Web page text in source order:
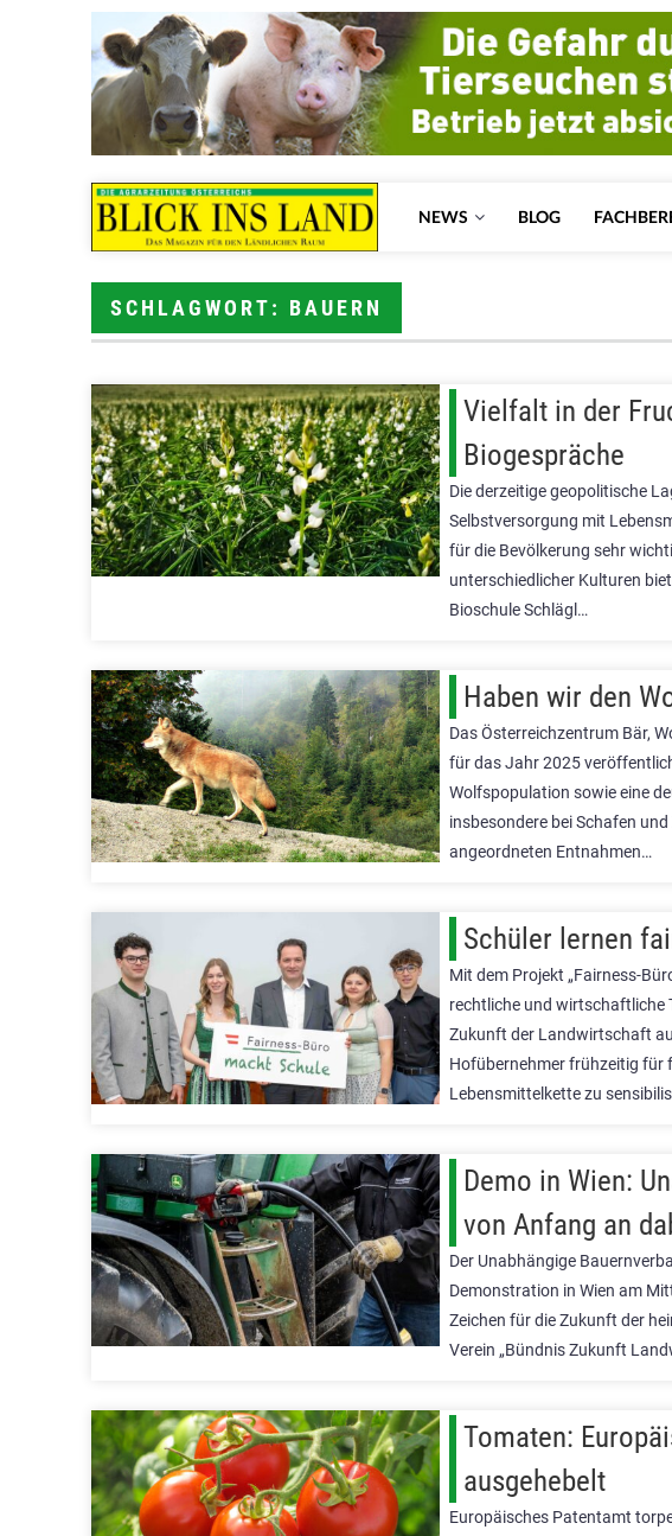
NEWS BLOG
SCHLAGWORT: BAUERN
Vielfalt in der
Biogespräche
Die derzeitige geopolitische
Selbstversorgung mit
für die Bevölkerung sehr
unterschiedlicher Kulturen
Bioschule Schlägl…
Haben wir den
Das Österreichzentrum Bär,
für das Jahr 2025
Wolfspopulation sowie eine
insbesondere bei Schafen
angeordneten Entnahmen…
Schüler lernen
Mit dem Projekt „Fairness-
rechtliche und wirtschaftliche
Zukunft der Landwirtschaft
Hofübernehmer frühzeitig für
Lebensmittelkette zu
Demo in Wien:
von Anfang an
Der Unabhängige
Demonstration in Wien am
Zeichen für die Zukunft der
Verein „Bündnis Zukunft
Tomaten:
ausgehebelt
Europäisches Patentamt